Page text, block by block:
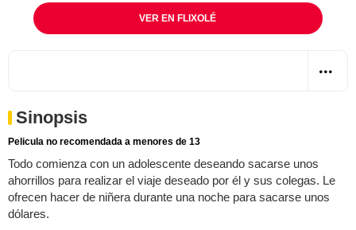
VER EN FLIXOLÉ
Sinopsis
Pelicula no recomendada a menores de 13
Todo comienza con un adolescente deseando sacarse unos
ahorrillos para realizar el viaje deseado por él y sus colegas. Le
ofrecen hacer de niñera durante una noche para sacarse unos
dólares.